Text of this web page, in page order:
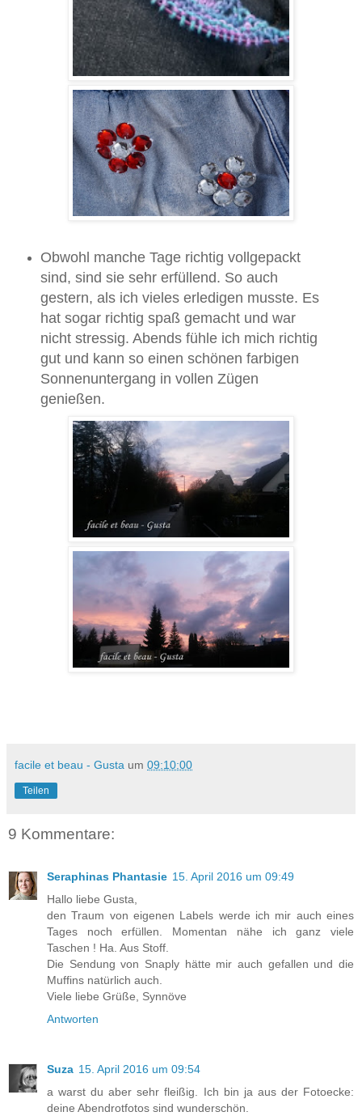
Obwohl manche Tage richtig vollgepackt
sind, sind sie sehr erfüllend. So auch
gestern, als ich vieles erledigen musste. Es
hat sogar richtig spaß gemacht und war
nicht stressig. Abends fühle ich mich richtig
gut und kann so einen schönen farbigen
Sonnenuntergang in vollen Zügen
genießen.
facile et beau - Gusta um 09:10:00
Teilen
9 Kommentare:
Seraphinas Phantasie 15. April 2016 um 09:49
Hallo liebe Gusta,
den Traum von eigenen Labels werde ich mir auch eines
Tages noch erfüllen. Momentan nähe ich ganz viele
Taschen ! Ha. Aus Stoff.
Die Sendung von Snaply hätte mir auch gefallen und die
Muffins natürlich auch.
Viele liebe Grüße, Synnöve
Antworten
Suza 15. April 2016 um 09:54
a warst du aber sehr fleißig. Ich bin ja aus der Fotoecke:
deine Abendrotfotos sind wunderschön.